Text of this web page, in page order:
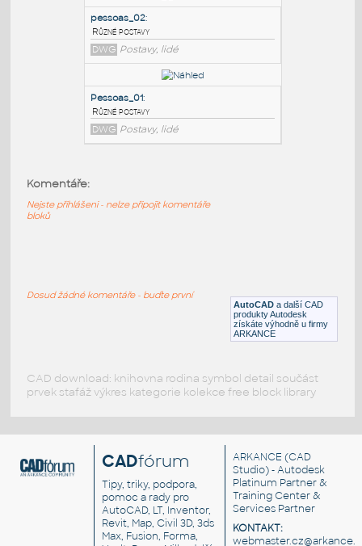
Různé postavy
DWG Postavy, lidé
pessoas_03:
Různé postavy
DWG Postavy, lidé
Různé postavy
AutoCAD a další CAD
produkty Autodesk
získáte výhodně u firmy
ARKANCE
Komentáře:
Nejste přihlášeni - nelze připojit komentáře
bloků
Dosud žádné komentáře - buďte první
CAD download: knihovna rodina symbol detail součást
prvek stafáž výkres kategorie kolekce free block library
CADfórum
Tipy, triky, podpora,
pomoc a rady pro
AutoCAD, LT, Inventor,
Revit, Map, Civil 3D, 3ds
Max, Fusion, Forma,
ARKANCE (CAD
Studio) - Autodesk
Platinum Partner &
Training Center &
Services Partner
KONTAKT: